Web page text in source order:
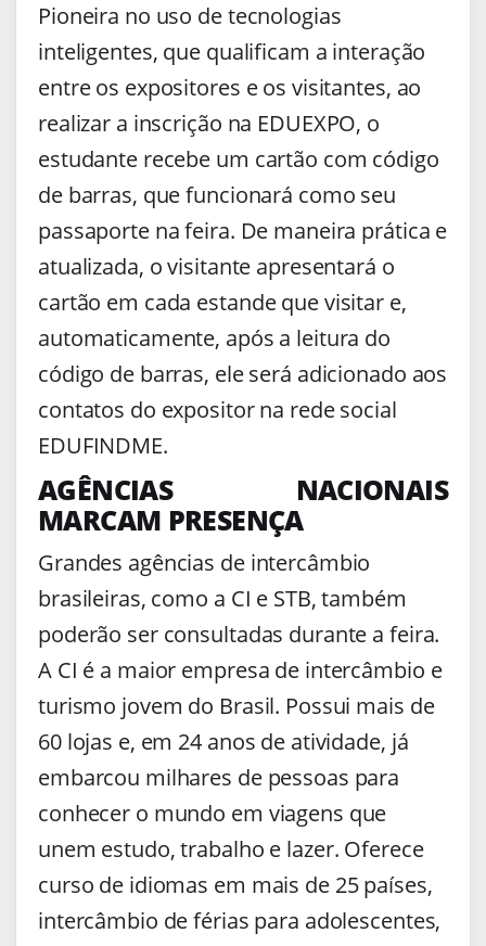
Pioneira no uso de tecnologias
inteligentes, que qualificam a interação
entre os expositores e os visitantes, ao
realizar a inscrição na EDUEXPO, o
estudante recebe um cartão com código
de barras, que funcionará como seu
passaporte na feira. De maneira prática e
atualizada, o visitante apresentará o
cartão em cada estande que visitar e,
automaticamente, após a leitura do
código de barras, ele será adicionado aos
contatos do expositor na rede social
EDUFINDME.
AGÊNCIAS NACIONAIS
MARCAM PRESENÇA
Grandes agências de intercâmbio
brasileiras, como a CI e STB, também
poderão ser consultadas durante a feira.
A CI é a maior empresa de intercâmbio e
turismo jovem do Brasil. Possui mais de
60 lojas e, em 24 anos de atividade, já
embarcou milhares de pessoas para
conhecer o mundo em viagens que
unem estudo, trabalho e lazer. Oferece
curso de idiomas em mais de 25 países,
intercâmbio de férias para adolescentes,